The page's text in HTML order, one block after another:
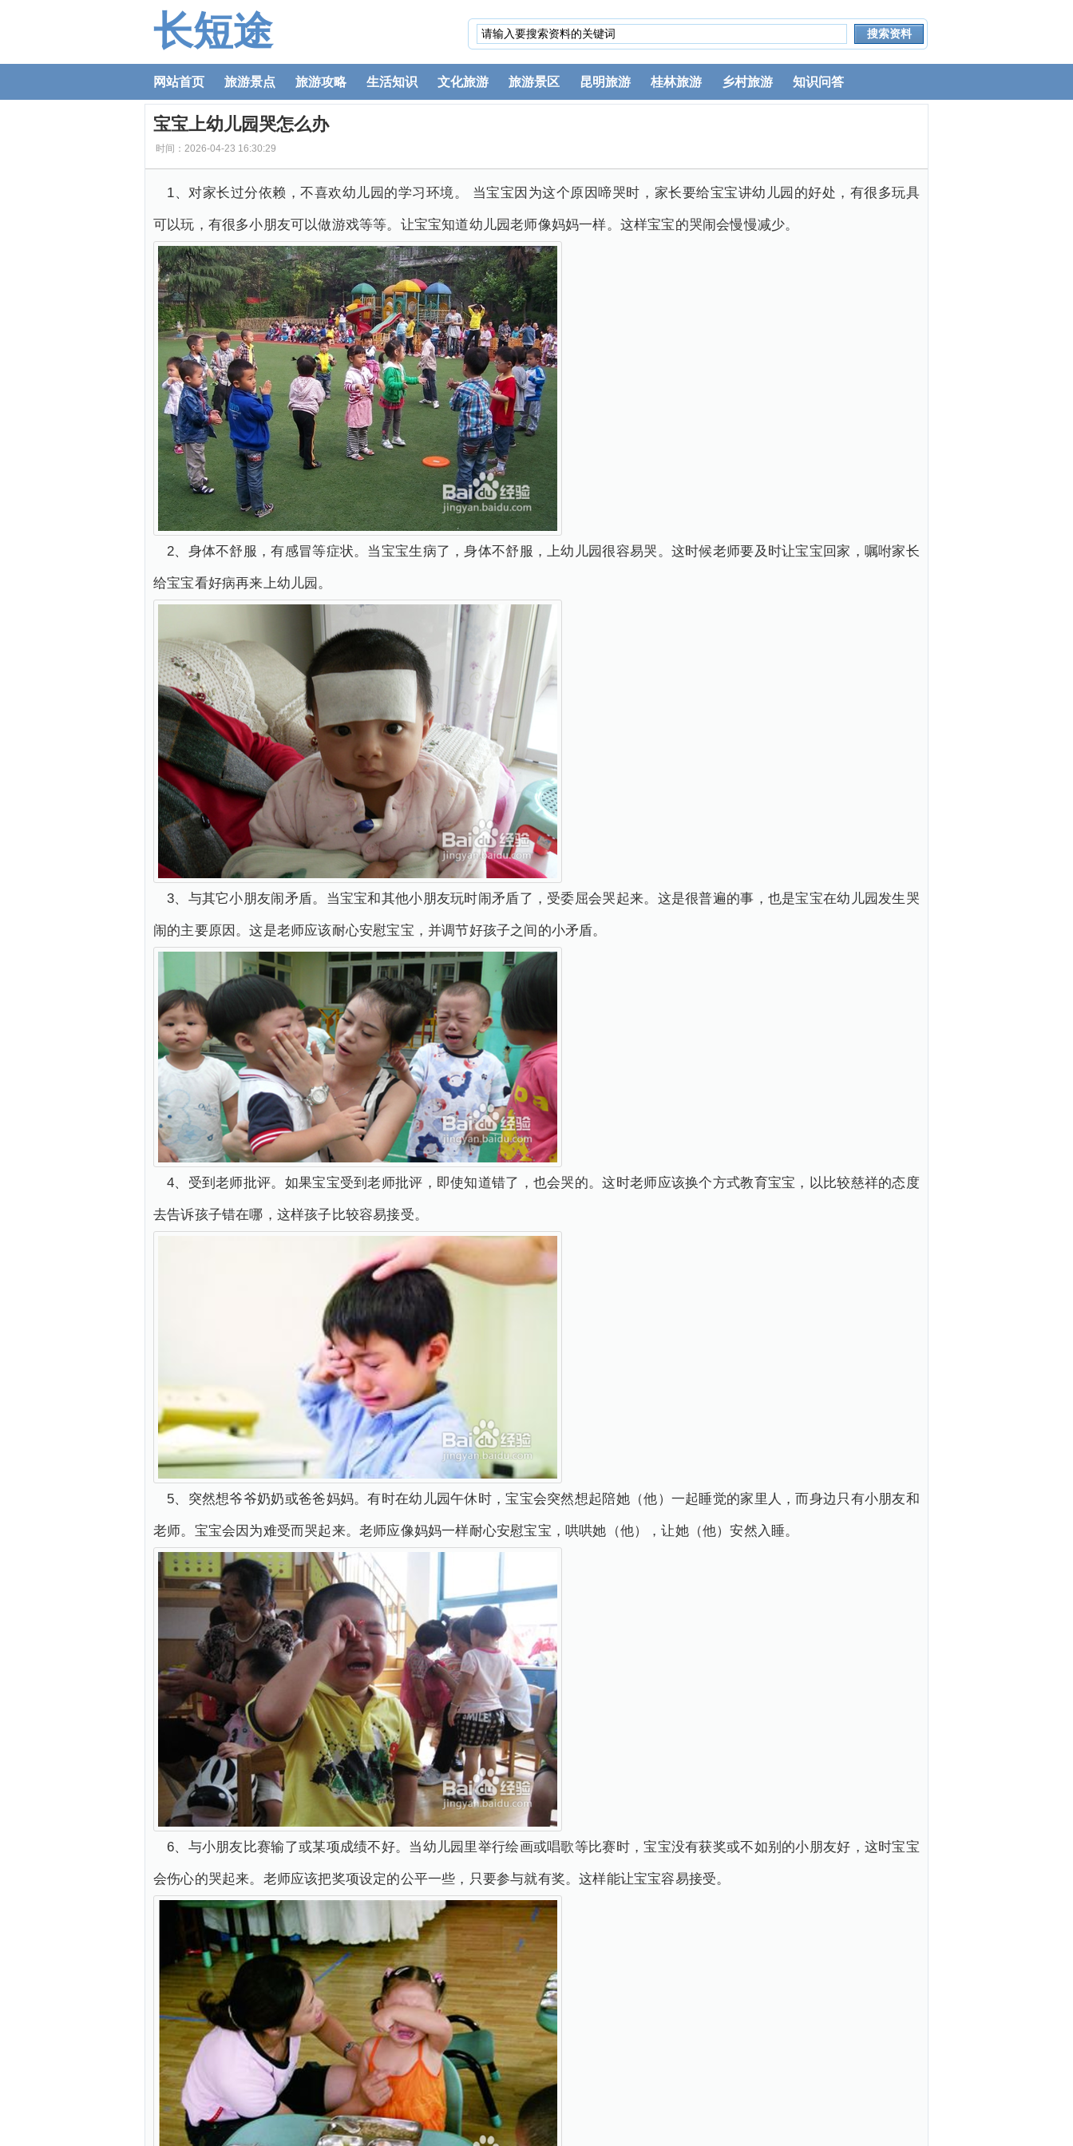
长短途
网站首页 旅游景点 旅游攻略 生活知识 文化旅游 旅游景区 昆明旅游 桂林旅游 乡村旅游 知识问答
宝宝上幼儿园哭怎么办
时间：2026-04-23 16:30:29
1、对家长过分依赖，不喜欢幼儿园的学习环境。 当宝宝因为这个原因啼哭时，家长要给宝宝讲幼儿园的好处，有很多玩具
可以玩，有很多小朋友可以做游戏等等。让宝宝知道幼儿园老师像妈妈一样。这样宝宝的哭闹会慢慢减少。
2、身体不舒服，有感冒等症状。当宝宝生病了，身体不舒服，上幼儿园很容易哭。这时候老师要及时让宝宝回家，嘱咐家长
给宝宝看好病再来上幼儿园。
3、与其它小朋友闹矛盾。当宝宝和其他小朋友玩时闹矛盾了，受委屈会哭起来。这是很普遍的事，也是宝宝在幼儿园发生哭
闹的主要原因。这是老师应该耐心安慰宝宝，并调节好孩子之间的小矛盾。
4、受到老师批评。如果宝宝受到老师批评，即使知道错了，也会哭的。这时老师应该换个方式教育宝宝，以比较慈祥的态度
去告诉孩子错在哪，这样孩子比较容易接受。
5、突然想爷爷奶奶或爸爸妈妈。有时在幼儿园午休时，宝宝会突然想起陪她（他）一起睡觉的家里人，而身边只有小朋友和
老师。宝宝会因为难受而哭起来。老师应像妈妈一样耐心安慰宝宝，哄哄她（他），让她（他）安然入睡。
6、与小朋友比赛输了或某项成绩不好。当幼儿园里举行绘画或唱歌等比赛时，宝宝没有获奖或不如别的小朋友好，这时宝宝
会伤心的哭起来。老师应该把奖项设定的公平一些，只要参与就有奖。这样能让宝宝容易接受。